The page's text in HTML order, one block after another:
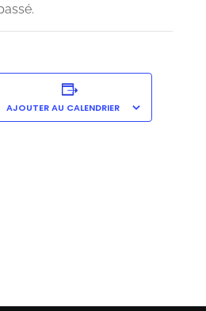
AJOUTER AU CALENDRIER